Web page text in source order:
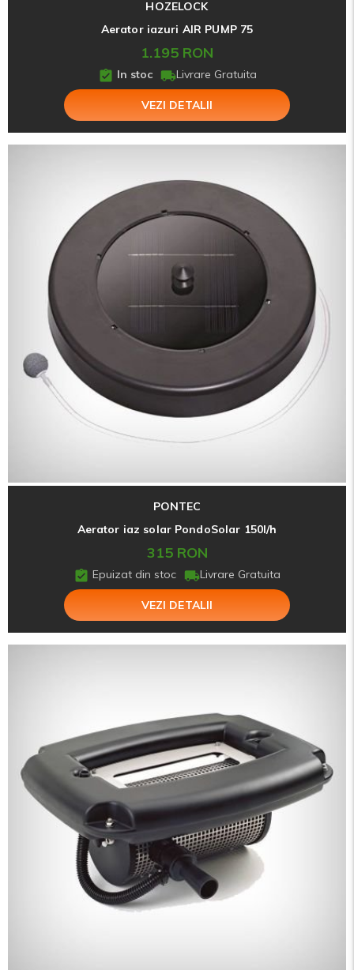
HOZELOCK
Aerator iazuri AIR PUMP 75
1.195 RON
In stoc Livrare Gratuita
VEZI DETALII
PONTEC
Aerator iaz solar PondoSolar 150l/h
315 RON
Epuizat din stoc Livrare Gratuita
VEZI DETALII